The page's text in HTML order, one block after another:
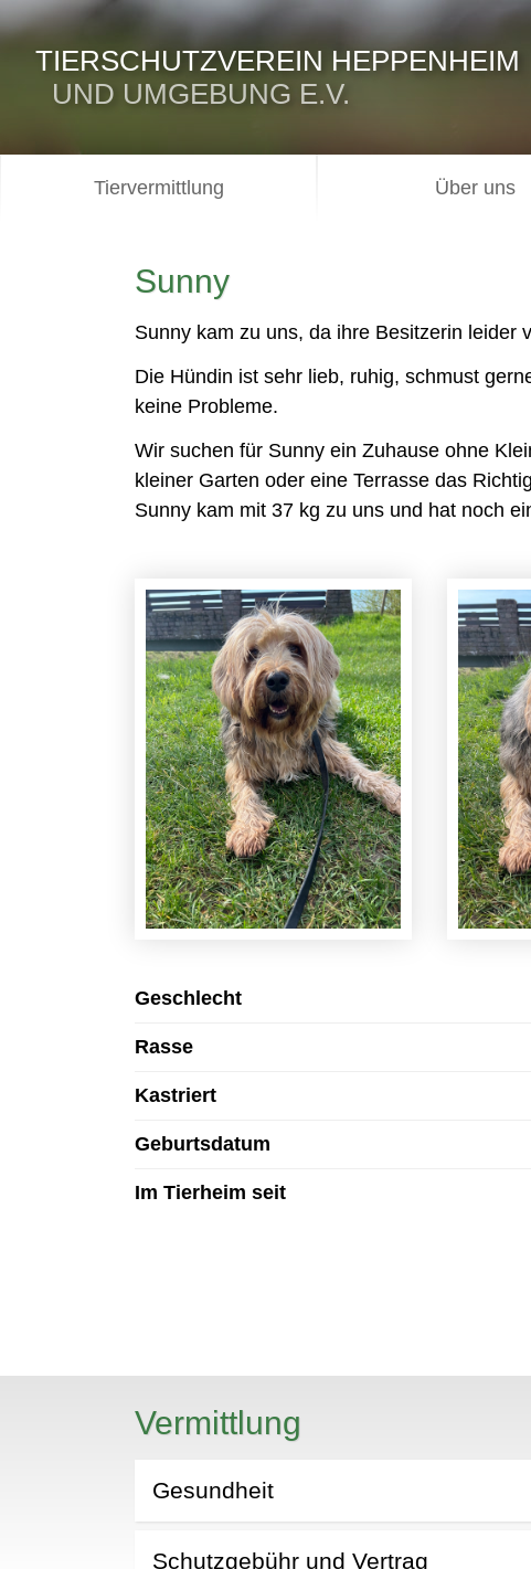
TIERSCHUTZVEREIN HEPPENHEIM
UND UMGEBUNG E.V.
Tiervermittlung Über uns
Sunny
Sunny kam zu uns, da ihre Besitzerin leider
Die Hündin ist sehr lieb, ruhig, schmust
keine Probleme.
Wir suchen für Sunny ein Zuhause ohne
kleiner Garten oder eine Terrasse das
Sunny kam mit 37 kg zu uns und hat noch
Geschlecht
Rasse
Kastriert
Geburtsdatum
Im Tierheim seit
Vermittlung
Gesundheit
Schutzgebühr und Vertrag